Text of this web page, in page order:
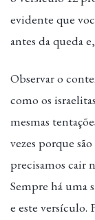
evidente que
antes da queda
Observar o
como os
mesmas
vezes porque
precisamos cair
Sempre há uma
e este versículo.